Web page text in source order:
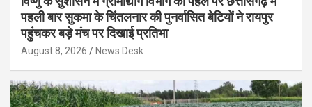
पहली बार सुकमा के चिंतलनार की पुनर्वासित बेटियों ने रायपुर
पहुंचकर बड़े मंच पर दिखाई प्रतिभा
August 8, 2026 News Desk